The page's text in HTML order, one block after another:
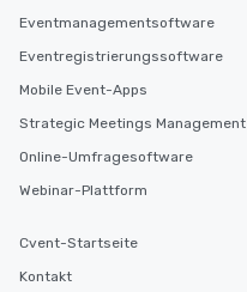
Eventmanagementsoftware
Eventregistrierungssoftware
Mobile Event-Apps
Strategic Meetings Management
Online-Umfragesoftware
Webinar-Plattform
Cvent-Startseite
Kontakt